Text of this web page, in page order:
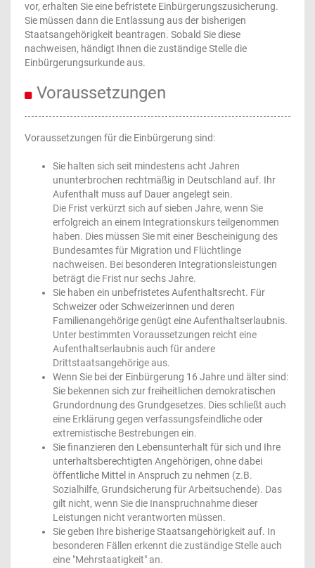
vor, erhalten Sie eine befristete Einbürgerungszusicherung.
Sie müssen dann die Entlassung aus der bisherigen
Staatsangehörigkeit beantragen. Sobald Sie diese
nachweisen, händigt Ihnen die zuständige Stelle die
Einbürgerungsurkunde aus.
Voraussetzungen
Voraussetzungen für die Einbürgerung sind:
Sie halten sich seit mindestens acht Jahren
ununterbrochen rechtmäßig in Deutschland auf. Ihr
Aufenthalt muss auf Dauer angelegt sein.
Die Frist verkürzt sich auf sieben Jahre, wenn Sie
erfolgreich an einem Integrationskurs teilgenommen
haben. Dies müssen Sie mit einer Bescheinigung des
Bundesamtes für Migration und Flüchtlinge
nachweisen. Bei besonderen Integrationsleistungen
beträgt die Frist nur sechs Jahre.
Sie haben ein unbefristetes Aufenthaltsrecht. Für
Schweizer oder Schweizerinnen und deren
Familienangehörige genügt eine Aufenthaltserlaubnis.
Unter bestimmten Voraussetzungen reicht eine
Aufenthaltserlaubnis auch für andere
Drittstaatsangehörige aus.
Wenn Sie bei der Einbürgerung 16 Jahre und älter sind:
Sie bekennen sich zur freiheitlichen demokratischen
Grundordnung des Grundgesetzes. Dies schließt auch
eine Erklärung gegen verfassungsfeindliche oder
extremistische Bestrebungen ein.
Sie finanzieren den Lebensunterhalt für sich und Ihre
unterhaltsberechtigten Angehörigen, ohne dabei
öffentliche Mittel in Anspruch zu nehmen (z.B.
Sozialhilfe, Grundsicherung für Arbeitsuchende). Das
gilt nicht, wenn Sie die Inanspruchnahme dieser
Leistungen nicht verantworten müssen.
Sie geben Ihre bisherige Staatsangehörigkeit auf. In
besonderen Fällen erkennt die zuständige Stelle auch
eine "Mehrstaatigkeit" an.